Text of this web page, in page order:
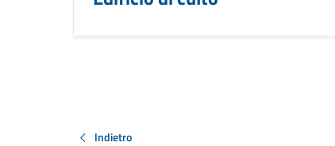
Indietro